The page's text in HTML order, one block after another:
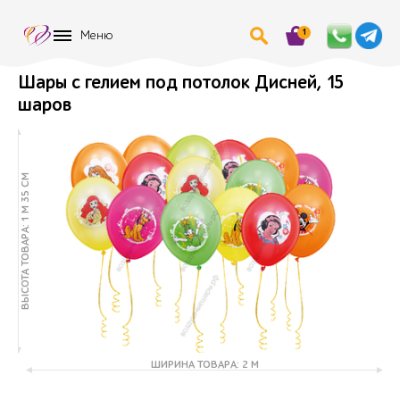
Меню 1
Шары с гелием под потолок Дисней, 15
шаров
ВЫСОТА ТОВАРА: 1 М 35 СМ
ШИРИНА ТОВАРА: 2 М